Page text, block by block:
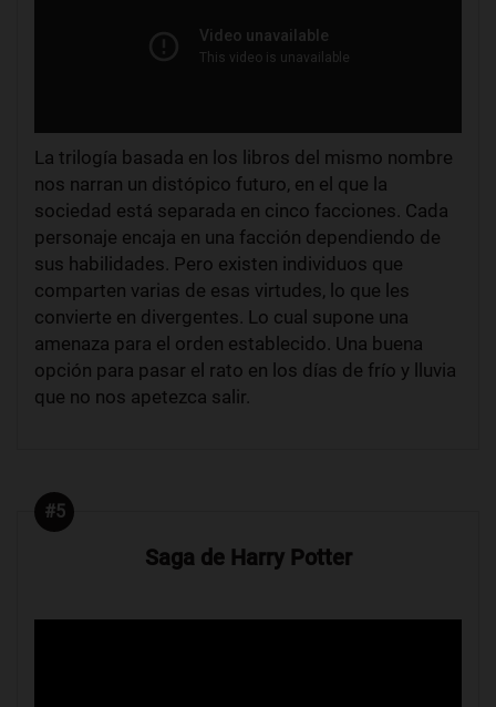
La trilogía basada en los libros del mismo nombre
nos narran un distópico futuro, en el que la
sociedad está separada en cinco facciones. Cada
personaje encaja en una facción dependiendo de
sus habilidades. Pero existen individuos que
comparten varias de esas virtudes, lo que les
convierte en divergentes. Lo cual supone una
amenaza para el orden establecido. Una buena
opción para pasar el rato en los días de frío y lluvia
que no nos apetezca salir.
#5
Saga de Harry Potter